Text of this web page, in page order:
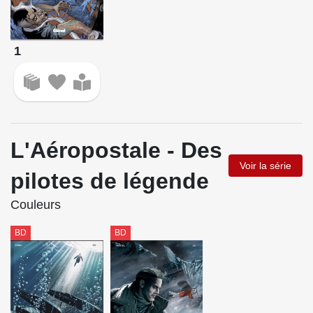
1
L'Aéropostale - Des
pilotes de légende
Voir la série
Couleurs
BD BD